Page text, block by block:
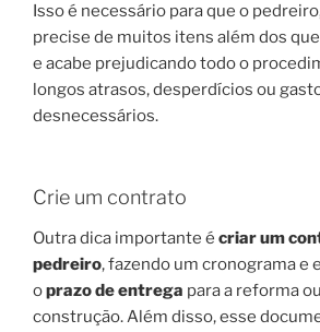
Isso é necessário para que o
precise de muitos itens além dos
e acabe prejudicando todo o
longos atrasos, desperdícios ou
desnecessários.
Crie um contrato
Outra dica importante é criar um
pedreiro, fazendo um cronograma e
oprazo de entrega para a reforma
construção. Além disso, esse